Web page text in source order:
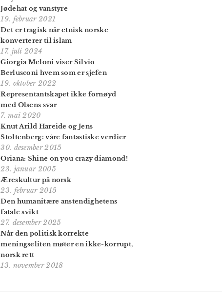
Jødehat og vanstyre
19. februar 2021
Det er tragisk når etnisk norske
konverterer til islam
17. juli 2024
Giorgia Meloni viser Silvio
Berlusconi hvem som er sjefen
19. oktober 2022
Representantskapet ikke fornøyd
med Olsens svar
7. mai 2020
Knut Arild Hareide og Jens
Stoltenberg: våre fantastiske verdier
30. desember 2015
Oriana: Shine on you crazy diamond!
23. januar 2005
Æreskultur på norsk
23. februar 2015
Den humanitære anstendighetens
fatale svikt
27. desember 2025
Når den politisk korrekte
meningseliten møter en ikke-korrupt,
norsk rett
13. november 2018